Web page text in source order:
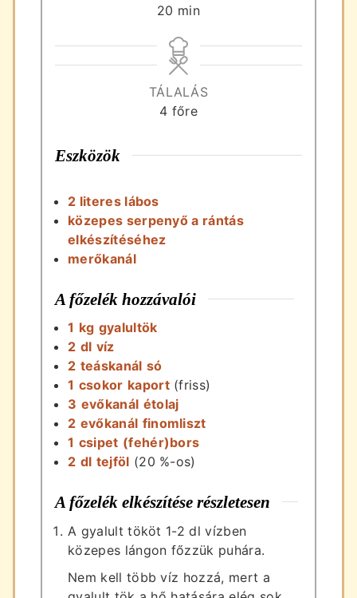
20 perc
min
TÁLALÁS
4 főre
Eszközök
2 literes lábos
közepes serpenyő a rántás
elkészítéséhez
merőkanál
A főzelék hozzávalói
1 kg gyalultök
2 dl víz
2 teáskanál só
1 csokor kaport (friss)
3 evőkanál étolaj
2 evőkanál finomliszt
1 csipet (fehér)bors
2 dl tejföl (20 %-os)
A főzelék elkészítése részletesen
A gyalult tököt 1-2 dl vízben
közepes lángon főzzük puhára.
Nem kell több víz hozzá, mert a